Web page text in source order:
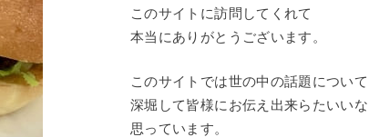
このサイトに訪問してくれて
本当にありがとうございます。
このサイトでは世の中の話題について
深堀して皆様にお伝え出来らたいい
思っています。